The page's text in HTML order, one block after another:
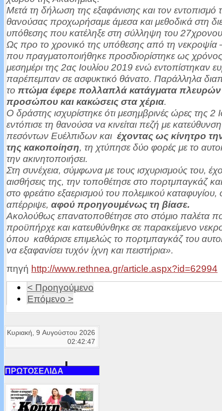
Μετά τη δήλωση της εξαφάνισης και τον εντοπισμό
θανούσας προχωρήσαμε άμεσα και μεθοδικά στη
υπόθεσης που κατέληξε στη σύλληψη του
Ως προ το χρονικό της υπόθεσης από τη νεκροψία
που πραγματοποιήθηκε προσδιορίστηκε ως
μεσημέρι της 2ας Ιουλίου 2019 ενώ εντοπίστηκαν
παρέπεμπαν σε ασφυκτικό θάνατο. Παράλληλα
το πτώμα έφερε πολλαπλά κατάγματα πλευρών
προσώπου και κακώσεις στα χέρια.
Ο δράστης ισχυρίστηκε ότι μεσημβρινές ώρες της 2
εντόπισε τη θανούσα να κινείται πεζή με
πεσόντων Ευέλπιδων και έχοντας ως κίνητρο
της κακοποίηση, τη χτύπησε δύο φορές με το
την ακινητοποιήσει.
Στη συνέχεια, σύμφωνα με τους ισχυρισμούς του,
αισθήσεις της, την τοποθέτησε στο πορτμπαγκάζ
στο φρεάτιο εξαερισμού του πολεμικού
απέρριψε, αφού προηγουμένως τη βίασε.
Ακολούθως επανατοποθέτησε στο στόμιο παλέτα
προϋπήρχε και κατευθύνθηκε σε παρακείμενο
όπου καθάρισε επιμελώς το πορτμπαγκάζ του
να εξαφανίσει τυχόν ίχνη και πειστήρια».
πηγή http://www.rethnea.gr/article.aspx?id=62994
< Προηγούμενο
Επόμενο >
Κυριακή, 9 Αυγούστου 2026
02:42:47
ΠΡΩΤΟΣΕΛΙΔΑ